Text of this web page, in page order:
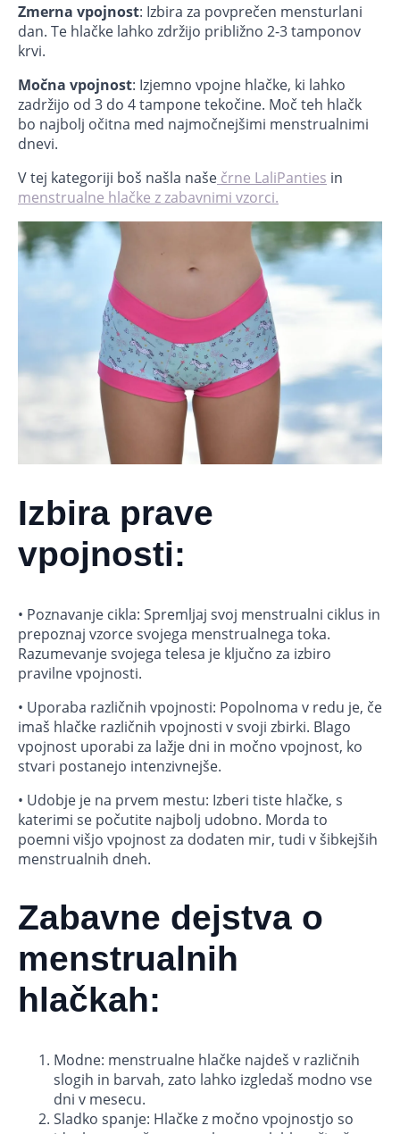
Zmerna vpojnost: Izbira za povprečen mensturlani
dan. Te hlačke lahko zdržijo približno 2-3 tamponov
krvi.
Močna vpojnost: Izjemno vpojne hlačke, ki lahko
zadržijo od 3 do 4 tampone tekočine. Moč teh hlačk
bo najbolj očitna med najmočnejšimi menstrualnimi
dnevi.
V tej kategoriji boš našla naše črne LaliPanties in
menstrualne hlačke z zabavnimi vzorci.
Izbira prave
vpojnosti:
• Poznavanje cikla: Spremljaj svoj menstrualni ciklus in
prepoznaj vzorce svojega menstrualnega toka.
Razumevanje svojega telesa je ključno za izbiro
pravilne vpojnosti.
• Uporaba različnih vpojnosti: Popolnoma v redu je, če
imaš hlačke različnih vpojnosti v svoji zbirki. Blago
vpojnost uporabi za lažje dni in močno vpojnost, ko
stvari postanejo intenzivnejše.
• Udobje je na prvem mestu: Izberi tiste hlačke, s
katerimi se počutite najbolj udobno. Morda to
poemni višjo vpojnost za dodaten mir, tudi v šibkejših
menstrualnih dneh.
Zabavne dejstva o
menstrualnih
hlačkah:
Modne: menstrualne hlačke najdeš v različnih
slogih in barvah, zato lahko izgledaš modno vse
dni v mesecu.
Sladko spanje: Hlačke z močno vpojnostjo so